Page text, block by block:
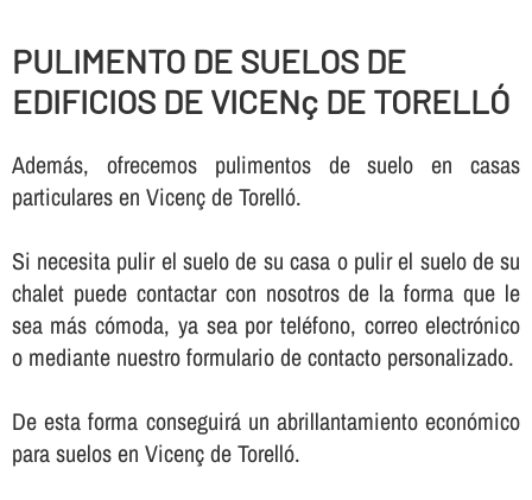
PULIMENTO DE SUELOS DE
EDIFICIOS DE VICENç DE TORELLÓ
Además, ofrecemos pulimentos de suelo en casas
particulares en Vicenç de Torelló.
Si necesita pulir el suelo de su casa o pulir el suelo de su
chalet puede contactar con nosotros de la forma que le
sea más cómoda, ya sea por teléfono, correo electrónico
o mediante nuestro formulario de contacto personalizado.
De esta forma conseguirá un abrillantamiento económico
para suelos en Vicenç de Torelló.